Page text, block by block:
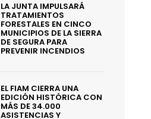
LA JUNTA IMPULSARÁ
TRATAMIENTOS
FORESTALES EN CINCO
MUNICIPIOS DE LA SIERRA
DE SEGURA PARA
PREVENIR INCENDIOS
EL FIAM CIERRA UNA
EDICIÓN HISTÓRICA CON
MÁS DE 34.000
ASISTENCIAS Y